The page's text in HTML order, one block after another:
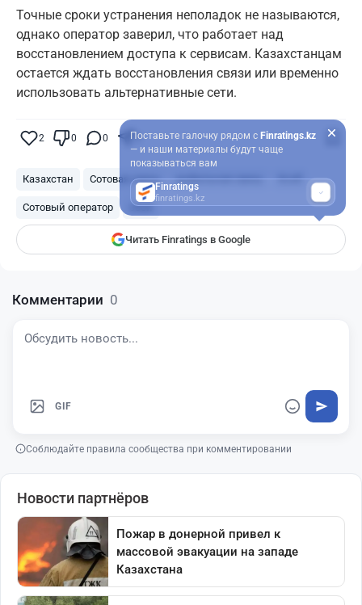
Точные сроки устранения неполадок не называются,
однако оператор заверил, что работает над
восстановлением доступа к сервисам. Казахстанцам
остается ждать восстановления связи или временно
использовать альтернативные сети.
2 0 0 0
Казахстан Сотовая связь мобильная связь Kcell
Сотовый оператор сбой
Читать Finratings в Google
Поставьте галочку рядом с Finratings.kz
— и наши материалы будут чаще
показываться вам
Finratings
finratings.kz
Комментарии 0
GIF
Соблюдайте правила сообщества при комментировании